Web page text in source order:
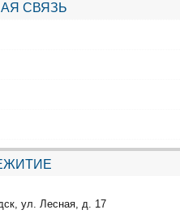
СВЯЗЬ
ул. Лесная, д. 17